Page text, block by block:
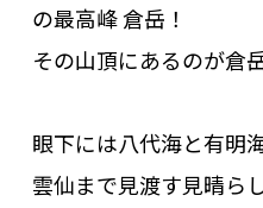
の最高峰 倉岳！
その山頂にあるのが倉
眼下には八代海と有明
雲仙まで見渡す見晴ら